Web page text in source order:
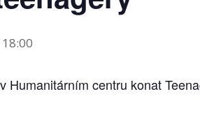
18:00
Humanitárním centru konat